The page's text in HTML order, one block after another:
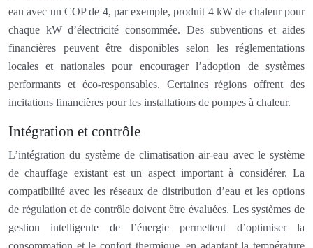
eau avec un COP de 4, par exemple, produit 4 kW de chaleur pour
chaque kW d’électricité consommée. Des subventions et aides
financières peuvent être disponibles selon les réglementations
locales et nationales pour encourager l’adoption de systèmes
performants et éco-responsables. Certaines régions offrent des
incitations financières pour les installations de pompes à chaleur.
Intégration et contrôle
L’intégration du système de climatisation air-eau avec le système
de chauffage existant est un aspect important à considérer. La
compatibilité avec les réseaux de distribution d’eau et les options
de régulation et de contrôle doivent être évaluées. Les systèmes de
gestion intelligente de l’énergie permettent d’optimiser la
consommation et le confort thermique, en adaptant la température